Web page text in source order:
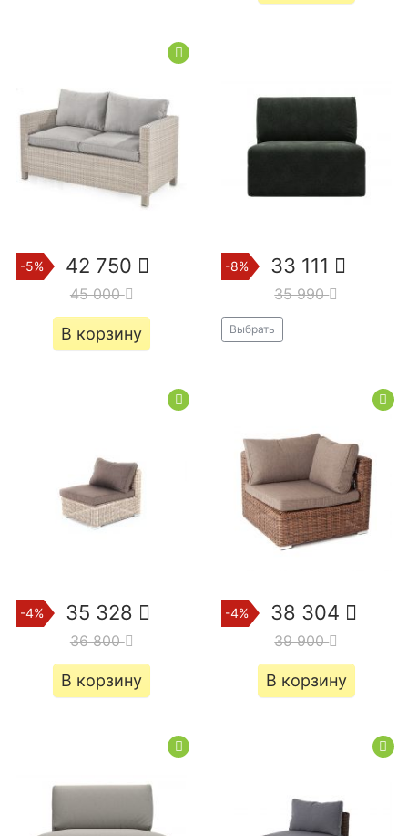
-5% 42 750
45 000
В корзину
-8% 33 111
35 990
Выбрать
-4% 35 328
36 800
В корзину
-4% 38 304
39 900
В корзину